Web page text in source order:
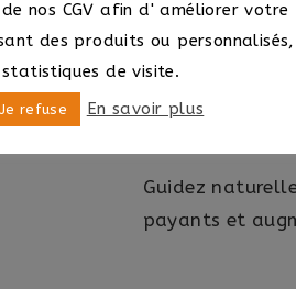
Votre carte
vos
spéciales.
Générez plus
Guidez
payants et
nos CGV afin d' améliorer votre
des produits ou personnalisés,
de visite.
Je refuse En savoir plus